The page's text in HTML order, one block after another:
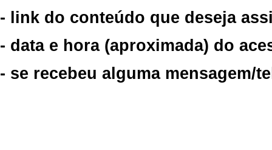
- link do conteúdo que deseja
- data e hora (aproximada) do
- se recebeu alguma mensagem/